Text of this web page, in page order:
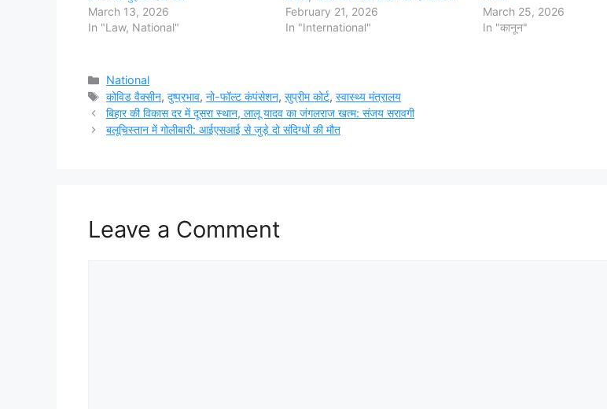
March 13, 2026
In "Law, National"
February 21, 2026
In "International"
March 25, 2026
In "कानून"
Categories
National
Tags
कोविड वैक्सीन,दुष्प्रभाव,नो-फॉल्ट कंपंसेशन,सुप्रीम कोर्ट,स्वास्थ्य मंत्रालय
बिहार की विकास दर में दूसरा स्थान, लालू यादव का जंगलराज खत्म: संजय सरावगी
बलूचिस्तान में गोलीबारी: आईएसआई से जुड़े दो संदिग्धों की मौत
Leave a Comment